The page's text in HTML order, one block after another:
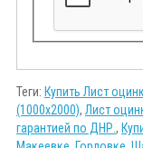
Теги: Купить Лист
(1000х2000), Лист
гарантией по ДНР. ,